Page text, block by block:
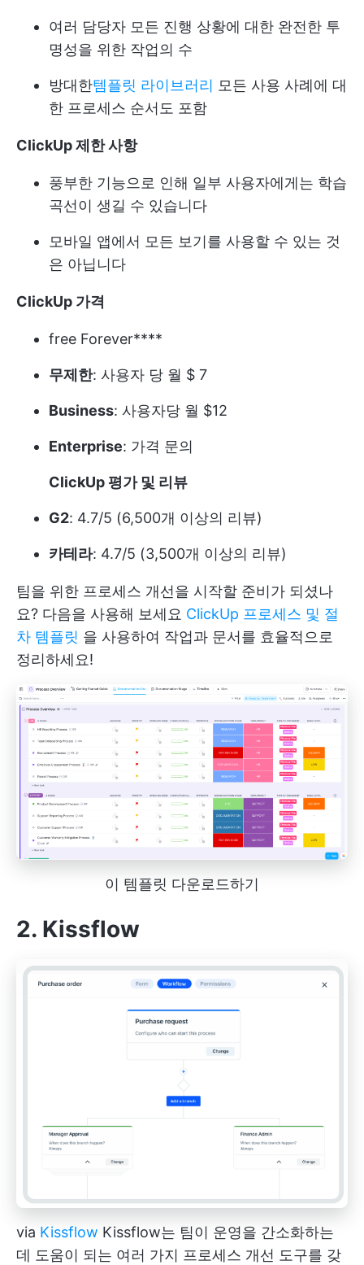
여러 담당자 모든 진행 상황에 대한 완전한 투
명성을 위한 작업의 수
방대한템플릿 라이브러리 모든 사용 사례에 대
한 프로세스 순서도 포함
ClickUp 제한 사항
풍부한 기능으로 인해 일부 사용자에게는 학습
곡선이 생길 수 있습니다
모바일 앱에서 모든 보기를 사용할 수 있는 것
은 아닙니다
ClickUp 가격
free Forever****
무제한: 사용자 당 월 $ 7
Business: 사용자당 월 $12
Enterprise: 가격 문의
ClickUp 평가 및 리뷰
G2: 4.7/5 (6,500개 이상의 리뷰)
카테라: 4.7/5 (3,500개 이상의 리뷰)
팀을 위한 프로세스 개선을 시작할 준비가 되셨나
요? 다음을 사용해 보세요 ClickUp 프로세스 및 절
차 템플릿 을 사용하여 작업과 문서를 효율적으로
정리하세요!
이 템플릿 다운로드하기
2. Kissflow
via Kissflow Kissflow는 팀이 운영을 간소화하는
데 도움이 되는 여러 가지 프로세스 개선 도구를 갖